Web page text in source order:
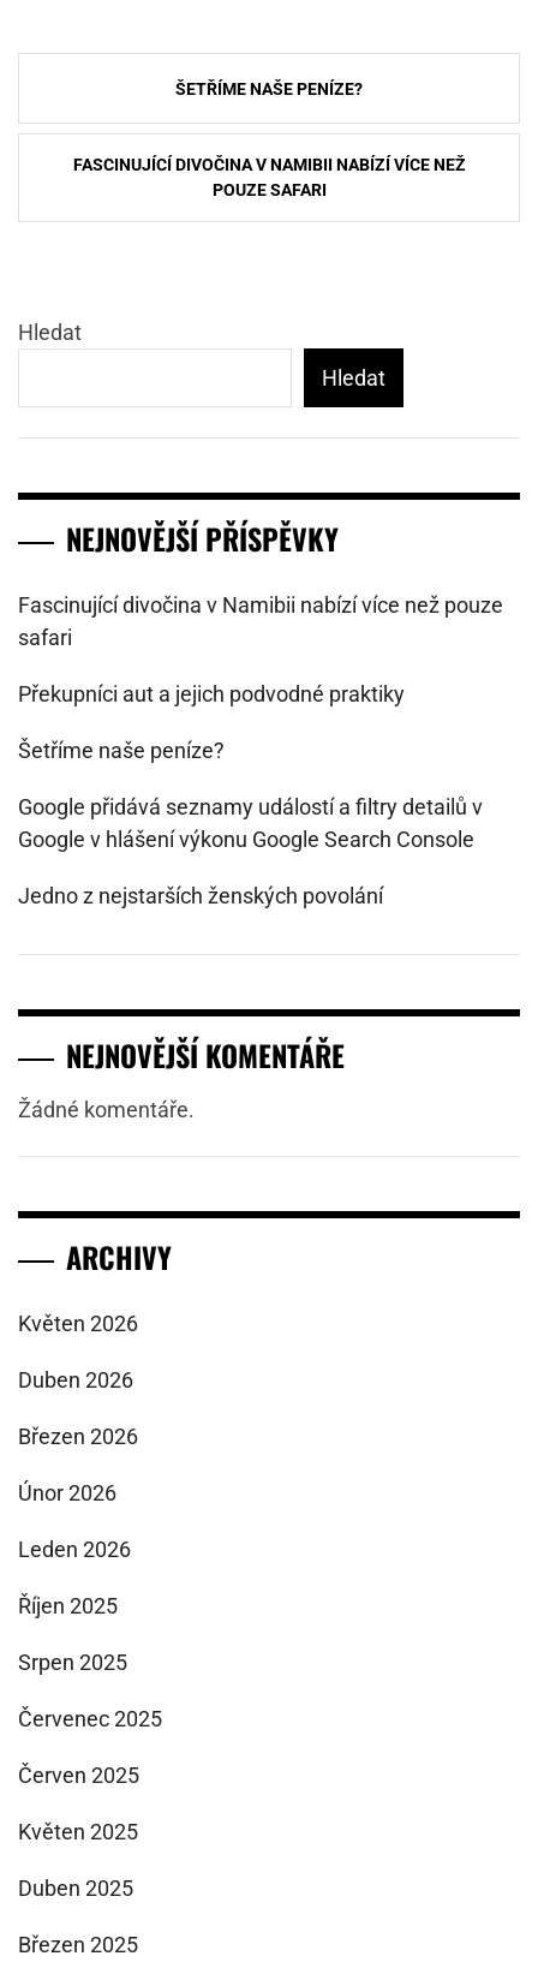
Navigace
pro
příspěvek
ŠETŘÍME NAŠE PENÍZE?
FASCINUJÍCÍ DIVOČINA V NAMIBII NABÍZÍ VÍCE NEŽ
POUZE SAFARI
Hledat
Hledat
NEJNOVĚJŠÍ PŘÍSPĚVKY
Fascinující divočina v Namibii nabízí více než pouze
safari
Překupníci aut a jejich podvodné praktiky
Šetříme naše peníze?
Google přidává seznamy událostí a filtry detailů v
Google v hlášení výkonu Google Search Console
Jedno z nejstarších ženských povolání
NEJNOVĚJŠÍ KOMENTÁŘE
Žádné komentáře.
ARCHIVY
Květen 2026
Duben 2026
Březen 2026
Únor 2026
Leden 2026
Říjen 2025
Srpen 2025
Červenec 2025
Červen 2025
Květen 2025
Duben 2025
Březen 2025